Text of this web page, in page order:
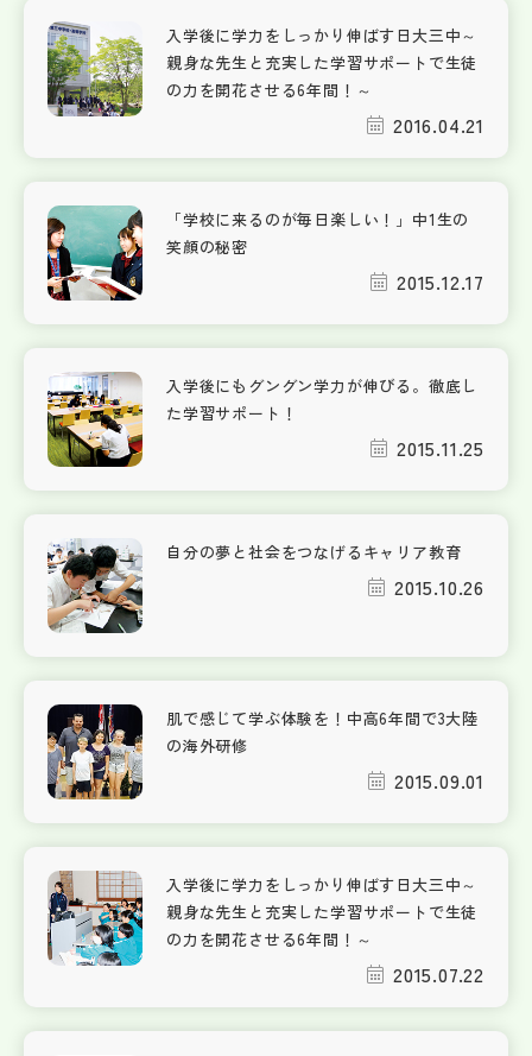
入学後に学力をしっかり伸ばす日大三中～
親身な先生と充実した学習サポートで生徒
の力を開花させる6年間！～
2016.04.21
「学校に来るのが毎日楽しい！」中1生の
笑顔の秘密
2015.12.17
入学後にもグングン学力が伸びる。徹底し
た学習サポート！
2015.11.25
自分の夢と社会をつなげるキャリア教育
2015.10.26
肌で感じて学ぶ体験を！中高6年間で3大陸
の海外研修
2015.09.01
入学後に学力をしっかり伸ばす日大三中～
親身な先生と充実した学習サポートで生徒
の力を開花させる6年間！～
2015.07.22